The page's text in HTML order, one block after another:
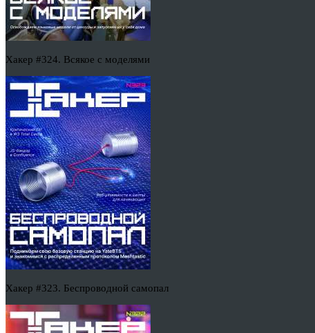
Хакер #324. Всякое с моделями
Хакер #323. Беспроводной самопал